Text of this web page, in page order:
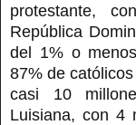
protestante,
República
del 1% o
87% de
casi 10
Luisiana, con 4